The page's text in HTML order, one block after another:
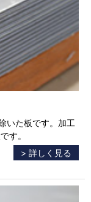
いた板です。加工
す。
> 詳しく見る